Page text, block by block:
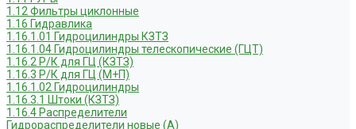
1.12 Фильтры циклонные
1.16 Гидравлика
1.16.1.01 Гидроцилиндры КЗТЗ
1.16.1.04 Гидроцилиндры телескопические (ГЦТ)
1.16.2 Р/К для ГЦ (КЗТЗ)
1.16.3 Р/К для ГЦ (М+П)
1.16.1.02 Гидроцилиндры
1.16.3.1 Штоки (КЗТЗ)
1.16.4 Распределители
Гидрораспределители новые (А)